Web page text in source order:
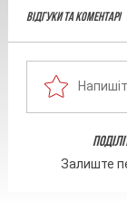
Відгуки та Коментарі
Залиште